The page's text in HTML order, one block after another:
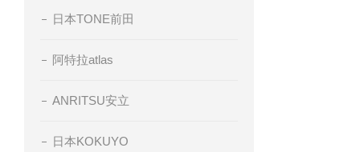
日本TONE前田
阿特拉atlas
ANRITSU安立
日本KOKUYO